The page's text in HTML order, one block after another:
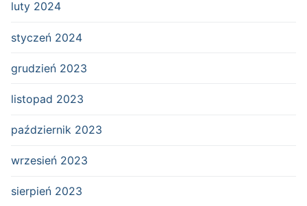
luty 2024
styczeń 2024
grudzień 2023
listopad 2023
październik 2023
wrzesień 2023
sierpień 2023